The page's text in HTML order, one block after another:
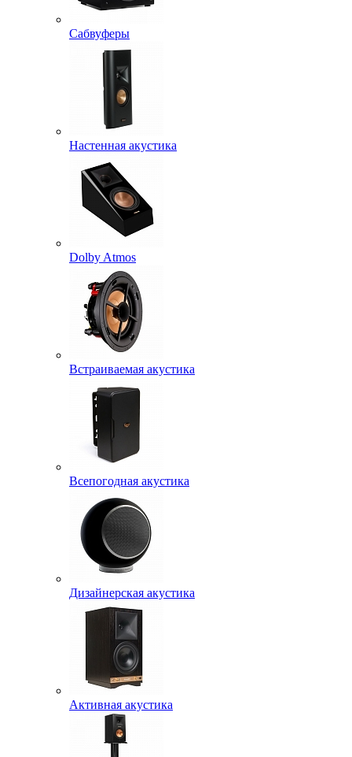
Сабвуферы
Настенная акустика
Dolby Atmos
Встраиваемая акустика
Всепогодная акустика
Дизайнерская акустика
Активная акустика